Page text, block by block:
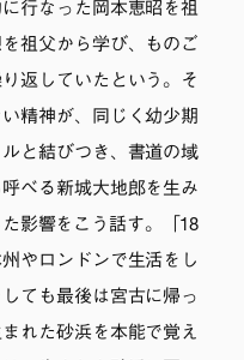
行なった岡本恵昭を祖
祖父から学び、ものご
返していたという。そ
精神が、同じく幼少期
と結びつき、書道の域
べる新城大地郎を生み
影響をこう話す。「18
やロンドンで生活をし
ても最後は宮古に帰っ
れた砂浜を本能で覚え